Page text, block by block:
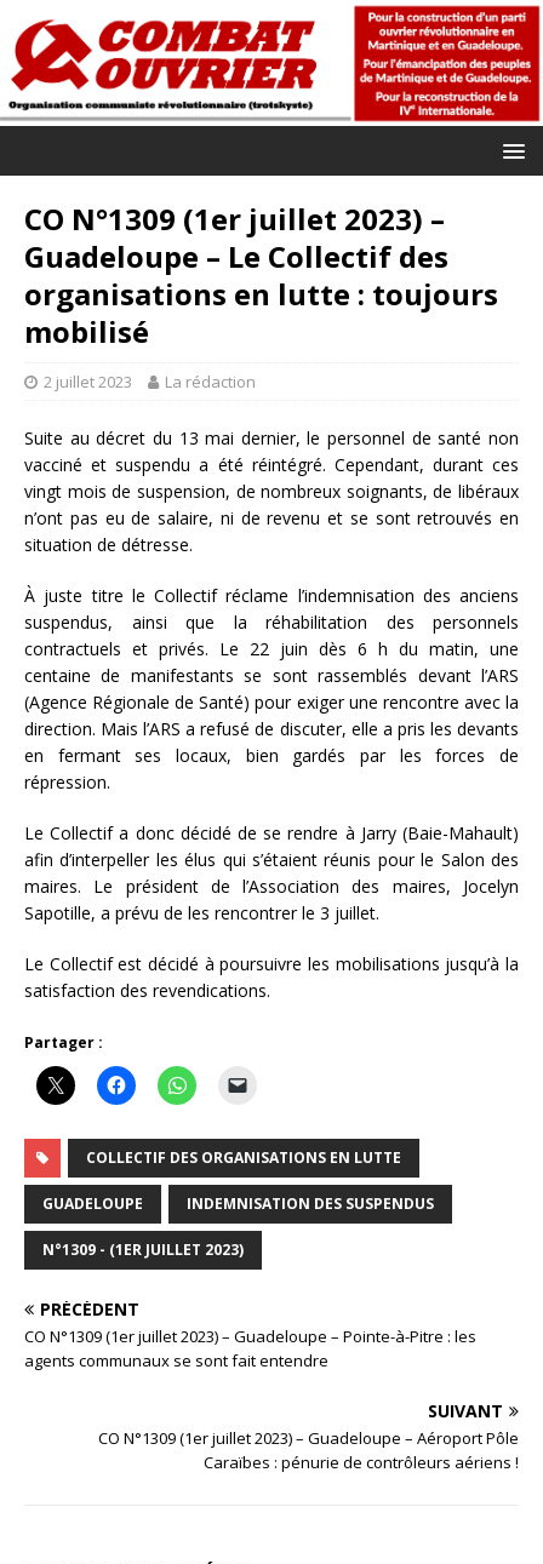
CO N°1309 (1er juillet 2023) –
Guadeloupe – Le Collectif des
organisations en lutte : toujours
mobilisé
2 juillet 2023 La rédaction
Suite au décret du 13 mai dernier, le personnel de santé non
vacciné et suspendu a été réintégré. Cependant, durant ces
vingt mois de suspension, de nombreux soignants, de libéraux
n’ont pas eu de salaire, ni de revenu et se sont retrouvés en
situation de détresse.
À juste titre le Collectif réclame l’indemnisation des anciens
suspendus, ainsi que la réhabilitation des personnels
contractuels et privés. Le 22 juin dès 6 h du matin, une
centaine de manifestants se sont rassemblés devant l’ARS
(Agence Régionale de Santé) pour exiger une rencontre avec la
direction. Mais l’ARS a refusé de discuter, elle a pris les devants
en fermant ses locaux, bien gardés par les forces de
répression.
Le Collectif a donc décidé de se rendre à Jarry (Baie-Mahault)
afin d’interpeller les élus qui s’étaient réunis pour le Salon des
maires. Le président de l’Association des maires, Jocelyn
Sapotille, a prévu de les rencontrer le 3 juillet.
Le Collectif est décidé à poursuivre les mobilisations jusqu’à la
satisfaction des revendications.
Partager :
COLLECTIF DES ORGANISATIONS EN LUTTE
GUADELOUPE INDEMNISATION DES SUSPENDUS
N°1309 - (1ER JUILLET 2023)
PRÉCÉDENT
CO N°1309 (1er juillet 2023) – Guadeloupe – Pointe-à-Pitre : les
agents communaux se sont fait entendre
SUIVANT
CO N°1309 (1er juillet 2023) – Guadeloupe – Aéroport Pôle
Caraïbes : pénurie de contrôleurs aériens !